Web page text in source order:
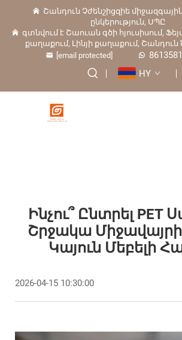
Շանդուն Չժենշիցզիե
ընկերություն, ՍՊԸ
գտնվում է Շաուան գծի հյուսիսում,
քաղաքում, Լինյի քաղաքում, Շանդուն
[email protected]
HY
Ինչու՞ Ընտրել PET
Շրջակա
Կայուն Մեբելի
2026-04-15 10:30:00